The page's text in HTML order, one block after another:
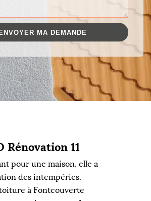
11
pour une maison, elle a
des intempéries.
à Fontcouverte